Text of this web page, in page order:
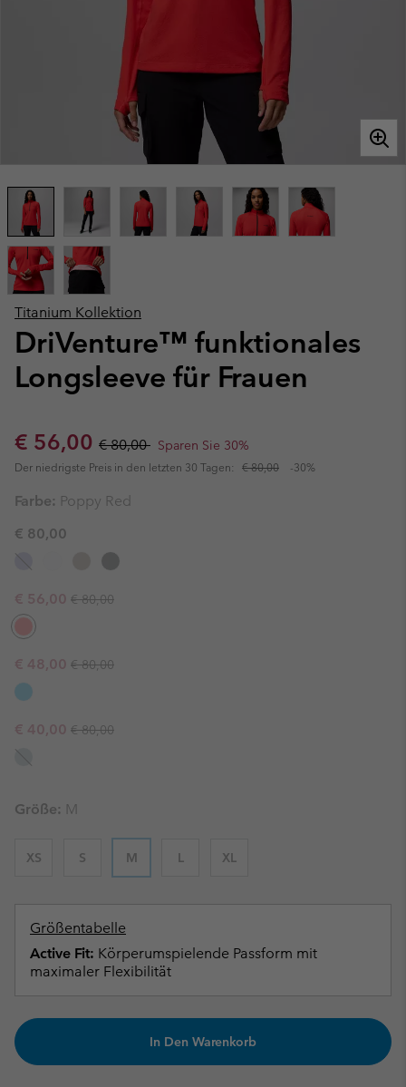
Titanium Kollektion
DriVenture™ funktionales
Longsleeve für Frauen
Sale price:
€ 56,00 Regular price:
€ 80,00 Sparen Sie 30%
Der niedrigste Preis in den letzten 30 Tagen: € 80,00 -30%
Farbe: Poppy Red
€ 80,00
Sale price:
€ 56,00 Regular price:
€ 80,00
Sale price:
€ 48,00 Regular price:
€ 80,00
Sale price:
€ 40,00 Regular price:
€ 80,00
Größe: M
XS S M L XL
Größentabelle
Active Fit: Körperumspielende Passform mit
maximaler Flexibilität
In Den Warenkorb